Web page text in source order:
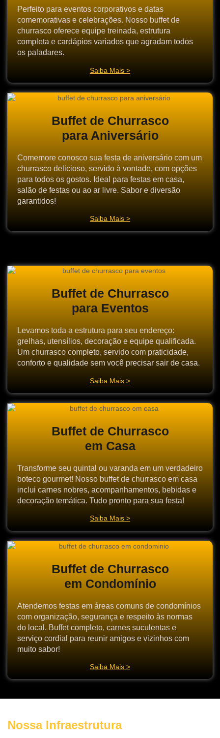
Perfeito para eventos corporativos e datas
comemorativas e celebrações. Nosso buffet de
churrasco oferece equipe treinada, estrutura
completa e cardápios variados que agradam todos
os paladares.
Saiba Mais >
Buffet de Churrasco
para Aniversário
Comemore conosco sua festa de aniversário com um
churrasco delicioso, servido à vontade, com opções
para todos os gostos. Ideal para festas em casa,
salão de festas ou ao ar livre. Sabor e diversão
garantidos!
Saiba Mais >
Buffet de Churrasco
para Eventos
Levamos toda a estrutura para seu endereço:
grelhas, utensílios, decoração e equipe qualificada.
Um churrasco completo, servido com praticidade,
conforto e qualidade sem você precisar sair de casa.
Saiba Mais >
Buffet de Churrasco
em Casa
Transforme seu quintal ou varanda em um verdadeiro
boteco gourmet! Nosso buffet de churrasco em casa
inclui carnes nobres, acompanhamentos, bebidas e
decoração temática. Tudo pronto para sua festa!
Saiba Mais >
Buffet de Churrasco
em Condomínio
Atendemos festas em áreas comuns de condomínios
com organização, segurança e respeito às normas
do local. Buffet completo, carnes suculentas e
serviço cordial para reunir amigos e vizinhos com
muito sabor!
Saiba Mais >
Nossa Infraestrutura